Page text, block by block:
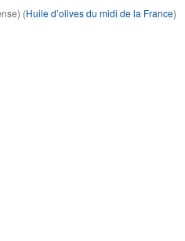
(Huile d’olives du midi de la France)